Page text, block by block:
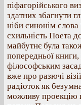
піфагорійського
здатних збагнути
ніби синонім
схильність Поета
майбутнє була
попередньої
філософським
вже про разючі
радіоток як
можливу проекцію